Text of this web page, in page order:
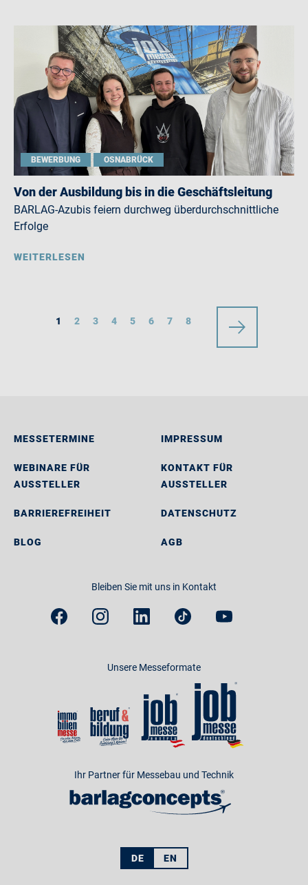
BEWERBUNG OSNABRÜCK
Von der Ausbildung bis in die Geschäftsleitung
BARLAG-Azubis feiern durchweg überdurchschnittliche
Erfolge
WEITERLESEN
1 2 3 4 5 6 7 8
MESSETERMINE
WEBINARE FÜR
AUSSTELLER
BARRIEREFREIHEIT
BLOG
IMPRESSUM
KONTAKT FÜR
AUSSTELLER
DATENSCHUTZ
AGB
Bleiben Sie mit uns in Kontakt
Unsere Messeformate
Ihr Partner für Messebau und Technik
DE EN